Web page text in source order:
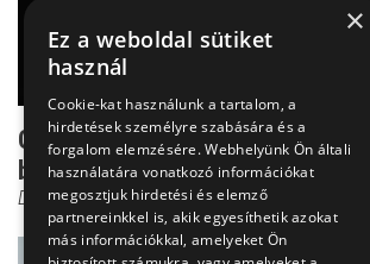
Orbánc - a seben keresztül
bőrfertőzés
Dr. Tisza Tímea
×
Ez a weboldal sütiket
használ
Cookie-kat használunk a tartalom, a
hirdetések személyre szabására és a
forgalom elemzésére. Webhelyünk Ön általi
használatára vonatkozó információkat
megosztjuk hirdetési és elemző
partnereinkkel is, akik egyesíthetik azokat
más információkkal, amelyeket Ön